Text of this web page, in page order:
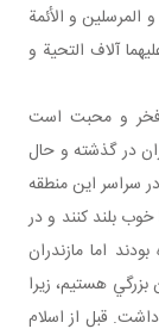
المرسلين و الأئمة
آلاف التحية و
فخر و محبت است
در گذشته و حال
سراسر اين منطقه
بلند کنند و در
اما مازندران
هستيم، زيرا
قبل از اسلام